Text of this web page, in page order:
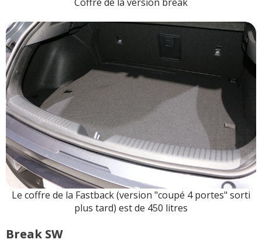
Le coffre de la Fastback (version "coupé 4 portes" sorti
plus tard) est de 450 litres
Break SW